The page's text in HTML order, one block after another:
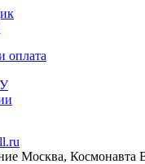
оплата
Москва, Космонавта